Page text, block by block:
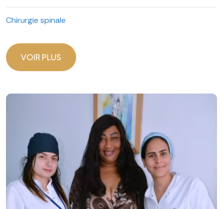
Chirurgie spinale
VOIR PLUS
VOIR PLUS